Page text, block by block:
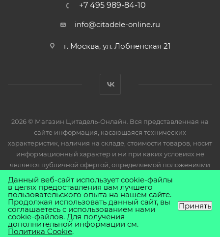
+7 495 989-84-10
info@citadele-online.ru
г. Москва, ул. Лобненская 21
2026 © Магазин Цитадель-Онлайн. Вся представленная на
сайте информация, касающаяся технических
характеристик, наличия на складе, стоимости товаров, носит
информационный характер и ни при каких условиях не
является публичной офертой, определяемой положениями
Статьи 437(2) Гражданского кодекса РФ.
Данный веб-сайт использует cookie-файлы
в целях предоставления вам лучшего
пользовательского опыта на нашем сайте.
Продолжая использовать данный сайт, вы
соглашаетесь с использованием нами
cookie-файлов. Для получения
дополнительной информации см.
Политика Cookie.
Принять